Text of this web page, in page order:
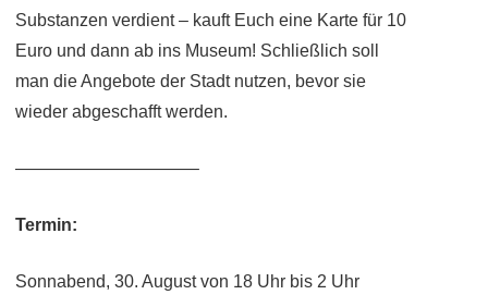
Substanzen verdient – kauft Euch eine Karte für 10
Euro und dann ab ins Museum! Schließlich soll
man die Angebote der Stadt nutzen, bevor sie
wieder abgeschafft werden.
——————————–
Termin:
Sonnabend, 30. August von 18 Uhr bis 2 Uhr